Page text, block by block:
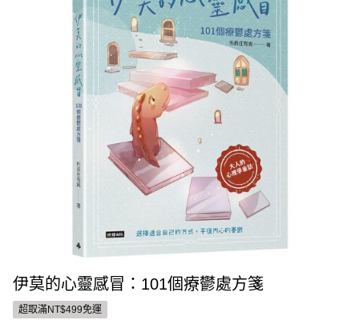
伊莫的心靈感冒：101個療鬱處方箋
超取滿NT$499免運